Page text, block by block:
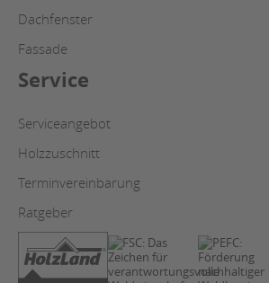
Dachfenster
Fassade
Service
Serviceangebot
Holzzuschnitt
Terminvereinbarung
Ratgeber